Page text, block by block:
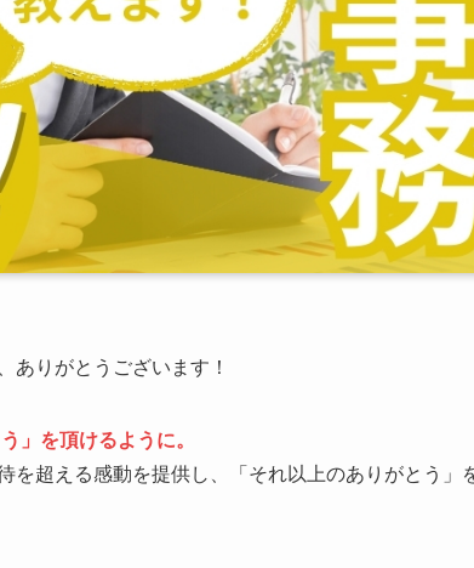
ありがとうございます！
」を頂けるように。
を超える感動を提供し、「それ以上のありがとう」